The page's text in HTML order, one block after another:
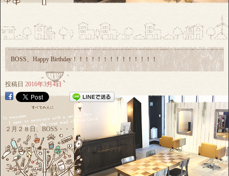
BOSS、Happy Birthday！！！！！！！！！！！！！！
投稿日 2016年3月4日
２月２８日、BOSS・・・
誕生日でしたーーーー(^o^)／！！パチパチ
マネージャーは腕時計、...